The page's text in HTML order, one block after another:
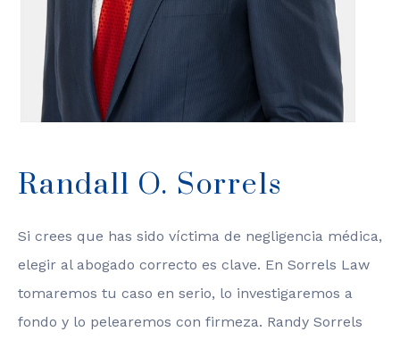
Randall O. Sorrels
Si crees que has sido víctima de negligencia médica,
elegir al abogado correcto es clave. En Sorrels Law
tomaremos tu caso en serio, lo investigaremos a
fondo y lo pelearemos con firmeza. Randy Sorrels